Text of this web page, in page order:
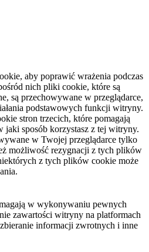
aby poprawić wrażenia podczas
nich pliki cookie, które są
są przechowywane w przeglądarce,
podstawowych funkcji witryny.
stron trzecich, które pomagają
jaki sposób korzystasz z tej witryny.
w Twojej przeglądarce tylko
możliwość rezygnacji z tych plików
z tych plików cookie może
w wykonywaniu pewnych
zawartości witryny na platformach
informacji zwrotnych i inne